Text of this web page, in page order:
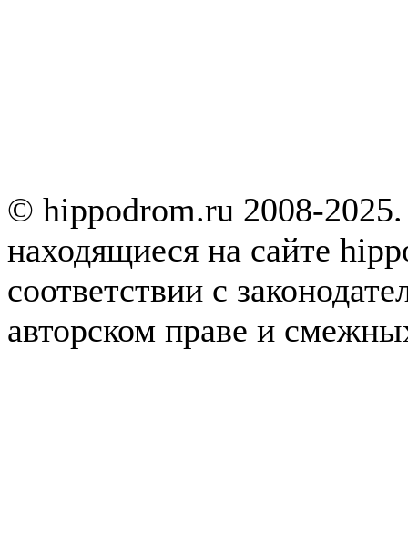
© hippodrom.ru 2008-
находящиеся на сайте
соответствии с
авторском праве и